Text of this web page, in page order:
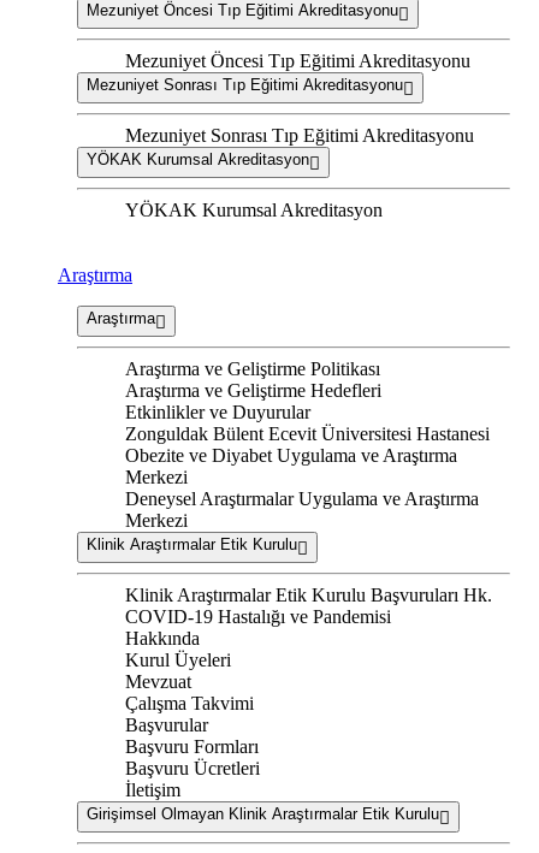
Mezuniyet Öncesi Tıp Eğitimi Akreditasyonu
Mezuniyet Öncesi Tıp Eğitimi Akreditasyonu
Mezuniyet Sonrası Tıp Eğitimi Akreditasyonu
Mezuniyet Sonrası Tıp Eğitimi Akreditasyonu
YÖKAK Kurumsal Akreditasyon
YÖKAK Kurumsal Akreditasyon
Araştırma
Araştırma
Araştırma ve Geliştirme Politikası
Araştırma ve Geliştirme Hedefleri
Etkinlikler ve Duyurular
Zonguldak Bülent Ecevit Üniversitesi Hastanesi
Obezite ve Diyabet Uygulama ve Araştırma
Merkezi
Deneysel Araştırmalar Uygulama ve Araştırma
Merkezi
Klinik Araştırmalar Etik Kurulu
Klinik Araştırmalar Etik Kurulu Başvuruları Hk.
COVID-19 Hastalığı ve Pandemisi
Hakkında
Kurul Üyeleri
Mevzuat
Çalışma Takvimi
Başvurular
Başvuru Formları
Başvuru Ücretleri
İletişim
Girişimsel Olmayan Klinik Araştırmalar Etik Kurulu